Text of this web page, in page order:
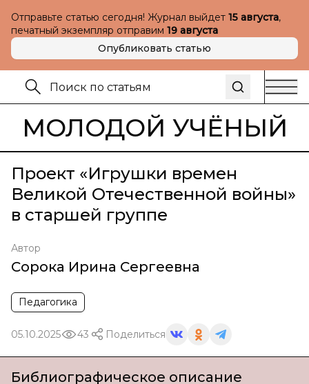
Отправьте статью сегодня! Журнал выйдет 15 августа,
печатный экземпляр отправим 19 августа
Опубликовать статью
МОЛОДОЙ УЧЁНЫЙ
Проект «Игрушки времен
Великой Отечественной войны»
в старшей группе
Автор
Сорока Ирина Сергеевна
Педагогика
05.10.2025 43 Поделиться
Библиографическое описание